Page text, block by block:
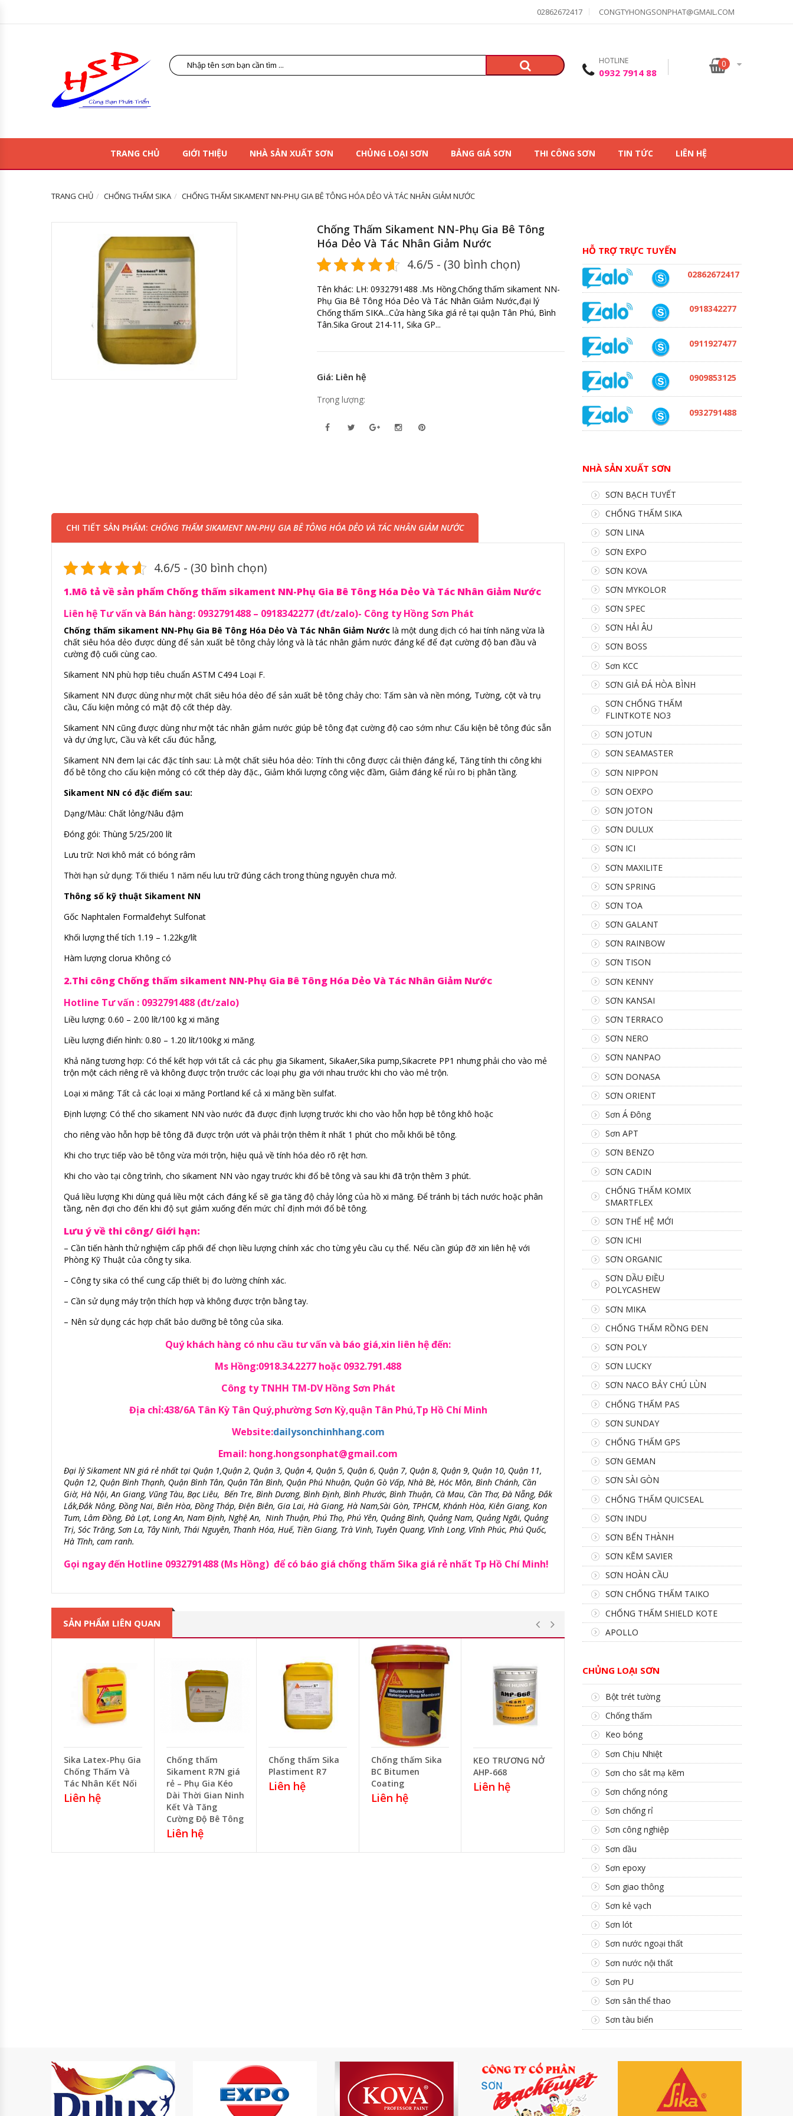
02862672417 CONGTYHONGSONPHAT@GMAIL.COM
HOTLINE
0932 7914 88
0
TRANG CHỦ GIỚI THIỆU NHÀ SẢN XUẤT SƠN CHỦNG LOẠI SƠN BẢNG GIÁ SƠN THI CÔNG SƠN TIN TỨC LIÊN HỆ
TRANG CHỦ CHỐNG THẤM SIKA CHỐNG THẤM SIKAMENT NN-PHỤ GIA BÊ TÔNG HÓA DẺO VÀ TÁC NHÂN GIẢM NƯỚC
Chống Thấm Sikament NN-Phụ Gia Bê Tông
Hóa Dẻo Và Tác Nhân Giảm Nước
4.6/5 - (30 bình chọn)
Tên khác: LH: 0932791488 .Ms Hồng.Chống thấm sikament NN-
Phụ Gia Bê Tông Hóa Dẻo Và Tác Nhân Giảm Nước,đại lý
Chống thấm SIKA...Cửa hàng Sika giá rẻ tại quận Tân Phú, Bình
Tân.Sika Grout 214-11, Sika GP...
Giá: Liên hệ
Trọng lượng:
CHI TIẾT SẢN PHẨM: CHỐNG THẤM SIKAMENT NN-PHỤ GIA BÊ TÔNG HÓA DẺO VÀ TÁC NHÂN GIẢM NƯỚC
4.6/5 - (30 bình chọn)
1.Mô tả về sản phẩm Chống thấm sikament NN-Phụ Gia Bê Tông Hóa Dẻo Và Tác Nhân Giảm Nước
Liên hệ Tư vấn và Bán hàng: 0932791488 – 0918342277 (đt/zalo)- Công ty Hồng Sơn Phát
Chống thấm sikament NN-Phụ Gia Bê Tông Hóa Dẻo Và Tác Nhân Giảm Nước là một dung dịch có hai tính năng vừa là
chất siêu hóa dẻo được dùng để sản xuất bê tông chảy lỏng và là tác nhân giảm nước đáng kể để đạt cường độ ban đầu và
cường độ cuối cùng cao.
Sikament NN phù hợp tiêu chuẩn ASTM C494 Loại F.
Sikament NN được dùng như một chất siêu hóa dẻo để sản xuất bê tông chảy cho: Tấm sàn và nền móng, Tường, cột và trụ
cầu, Cấu kiện mỏng có mật độ cốt thép dày.
Sikament NN cũng được dùng như một tác nhân giảm nước giúp bê tông đạt cường độ cao sớm như: Cấu kiện bê tông đúc sẵn
và dự ứng lực, Cầu và kết cấu đúc hẫng,
Sikament NN đem lại các đặc tính sau: Là một chất siêu hóa dẻo: Tính thi công được cải thiện đáng kể, Tăng tính thi công khi
đổ bê tông cho cấu kiện mỏng có cốt thép dày đặc., Giảm khối lượng công việc đầm, Giảm đáng kể rủi ro bị phân tầng.
Sikament NN có đặc điểm sau:
Dạng/Màu: Chất lỏng/Nâu đậm
Đóng gói: Thùng 5/25/200 lít
Lưu trữ: Nơi khô mát có bóng râm
Thời hạn sử dụng: Tối thiểu 1 năm nếu lưu trữ đúng cách trong thùng nguyên chưa mở.
Thông số kỹ thuật Sikament NN
Gốc Naphtalen Formalđehyt Sulfonat
Khối lượng thể tích 1.19 – 1.22kg/lít
Hàm lượng clorua Không có
2.Thi công Chống thấm sikament NN-Phụ Gia Bê Tông Hóa Dẻo Và Tác Nhân Giảm Nước
Hotline Tư vấn : 0932791488 (đt/zalo)
Liều lượng: 0.60 – 2.00 lít/100 kg xi măng
Liều lượng điển hình: 0.80 – 1.20 lít/100kg xi măng.
Khả năng tương hợp: Có thể kết hợp với tất cả các phụ gia Sikament, SikaAer,Sika pump,Sikacrete PP1 nhưng phải cho vào mẻ
trộn một cách riêng rẽ và không được trộn trước các loại phụ gia với nhau trước khi cho vào mẻ trộn.
Loại xi măng: Tất cả các loại xi măng Portland kể cả xi măng bền sulfat.
Định lượng: Có thể cho sikament NN vào nước đã được định lượng trước khi cho vào hỗn hợp bê tông khô hoặc
cho riêng vào hỗn hợp bê tông đã được trộn ướt và phải trộn thêm ít nhất 1 phút cho mỗi khối bê tông.
Khi cho trực tiếp vào bê tông vừa mới trộn, hiệu quả về tính hóa dẻo rõ rệt hơn.
Khi cho vào tại công trình, cho sikament NN vào ngay trước khi đổ bê tông và sau khi đã trộn thêm 3 phút.
Quá liều lượng Khi dùng quá liều một cách đáng kể sẽ gia tăng độ chảy lỏng của hồ xi măng. Để tránh bị tách nước hoặc phân
tầng, nên đợi cho đến khi độ sụt giảm xuống đến mức chỉ định mới đổ bê tông.
Lưu ý về thi công/ Giới hạn:
– Cần tiến hành thử nghiệm cấp phối để chọn liều lượng chính xác cho từng yêu cầu cụ thể. Nếu cần giúp đỡ xin liên hệ với
Phòng Kỹ Thuật của công ty sika.
– Công ty sika có thể cung cấp thiết bị đo lường chính xác.
– Cần sử dụng máy trộn thích hợp và không được trộn bằng tay.
– Nên sử dụng các hợp chất bảo dưỡng bê tông của sika.
Quý khách hàng có nhu cầu tư vấn và báo giá,xin liên hệ đến:
Ms Hồng:0918.34.2277 hoặc 0932.791.488
Công ty TNHH TM-DV Hồng Sơn Phát
Địa chỉ:438/6A Tân Kỳ Tân Quý,phường Sơn Kỳ,quận Tân Phú,Tp Hồ Chí Minh
Website:dailysonchinhhang.com
Email: hong.hongsonphat@gmail.com
Đại lý Sikament NN giá rẻ nhất tại Quận 1,Quận 2, Quận 3, Quận 4, Quận 5, Quận 6, Quận 7, Quận 8, Quận 9, Quận 10, Quận 11,
Quận 12, Quận Bình Thạnh, Quận Bình Tân, Quận Tân Bình, Quận Phú Nhuận, Quận Gò Vấp, Nhà Bè, Hóc Môn, Bình Chánh, Cần
Giờ, Hà Nội, An Giang, Vũng Tàu, Bạc Liêu, Bến Tre, Bình Dương, Bình Định, Bình Phước, Bình Thuận, Cà Mau, Cần Thơ, Đà Nẵng, Đắk
Lắk,Đắk Nông, Đồng Nai, Biên Hòa, Đồng Tháp, Điện Biên, Gia Lai, Hà Giang, Hà Nam,Sài Gòn, TPHCM, Khánh Hòa, Kiên Giang, Kon
Tum, Lâm Đồng, Đà Lạt, Long An, Nam Định, Nghệ An, Ninh Thuận, Phú Thọ, Phú Yên, Quảng Bình, Quảng Nam, Quảng Ngãi, Quảng
Trị, Sóc Trăng, Sơn La, Tây Ninh, Thái Nguyên, Thanh Hóa, Huế, Tiền Giang, Trà Vinh, Tuyên Quang, Vĩnh Long, Vĩnh Phúc, Phú Quốc,
Hà Tĩnh, cam ranh.
Gọi ngay đến Hotline 0932791488 (Ms Hồng) để có báo giá chống thấm Sika giá rẻ nhất Tp Hồ Chí Minh!
SẢN PHẨM LIÊN QUAN
Sika Latex-Phụ Gia
Chống Thấm Và
Tác Nhân Kết Nối
Liên hệ
Chống thấm
Sikament R7N giá
rẻ – Phụ Gia Kéo
Dài Thời Gian Ninh
Kết Và Tăng
Cường Độ Bê Tông
Liên hệ
Chống thấm Sika
Plastiment R7
Liên hệ
Chống thấm Sika
BC Bitumen
Coating
Liên hệ
KEO TRƯƠNG NỞ
AHP-668
Liên hệ
HỖ TRỢ TRỰC TUYẾN
02862672417
0918342277
0911927477
0909853125
0932791488
NHÀ SẢN XUẤT SƠN
SƠN BẠCH TUYẾT
CHỐNG THẤM SIKA
SƠN LINA
SƠN EXPO
SƠN KOVA
SƠN MYKOLOR
SƠN SPEC
SƠN HẢI ÂU
SƠN BOSS
Sơn KCC
SƠN GIẢ ĐÁ HÒA BÌNH
SƠN CHỐNG THẤM
FLINTKOTE NO3
SƠN JOTUN
SƠN SEAMASTER
SƠN NIPPON
SƠN OEXPO
SƠN JOTON
SƠN DULUX
SƠN ICI
SƠN MAXILITE
SƠN SPRING
SƠN TOA
SƠN GALANT
SƠN RAINBOW
SƠN TISON
SƠN KENNY
SƠN KANSAI
SƠN TERRACO
SƠN NERO
SƠN NANPAO
SƠN DONASA
SƠN ORIENT
Sơn Á Đông
Sơn APT
SƠN BENZO
SƠN CADIN
CHỐNG THẤM KOMIX
SMARTFLEX
SƠN THẾ HỆ MỚI
SƠN ICHI
SƠN ORGANIC
SƠN DẦU ĐIỀU
POLYCASHEW
SƠN MIKA
CHỐNG THẤM RỒNG ĐEN
SƠN POLY
SƠN LUCKY
SƠN NACO BẢY CHÚ LÙN
CHỐNG THẤM PAS
SƠN SUNDAY
CHỐNG THẤM GPS
SƠN GEMAN
SƠN SÀI GÒN
CHỐNG THẤM QUICSEAL
SƠN INDU
SƠN BẾN THÀNH
SƠN KẼM SAVIER
SƠN HOÀN CẦU
SƠN CHỐNG THẤM TAIKO
CHỐNG THẤM SHIELD KOTE
APOLLO
CHỦNG LOẠI SƠN
Bột trét tường
Chống thấm
Keo bóng
Sơn Chịu Nhiệt
Sơn cho sắt mạ kẽm
Sơn chống nóng
Sơn chống rỉ
Sơn công nghiệp
Sơn dầu
Sơn epoxy
Sơn giao thông
Sơn kẻ vạch
Sơn lót
Sơn nước ngoại thất
Sơn nước nội thất
Sơn PU
Sơn sân thể thao
Sơn tàu biển